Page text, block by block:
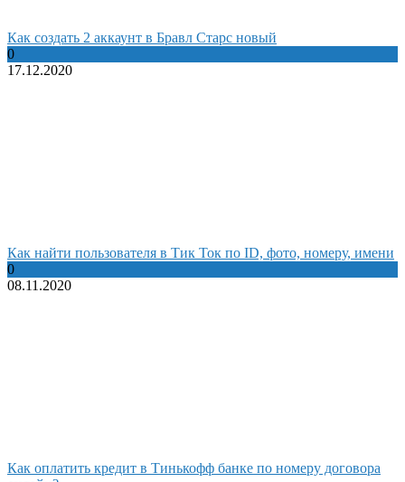
Как создать 2 аккаунт в Бравл Старс новый
0
17.12.2020
Как найти пользователя в Тик Ток по ID, фото, номеру, имени
0
08.11.2020
Как оплатить кредит в Тинькофф банке по номеру договора